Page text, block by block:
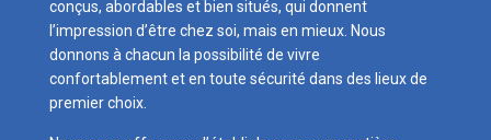
conçus, abordables et bien situés, qui donnent
l’impression d’être chez soi, mais en mieux. Nous
donnons à chacun la possibilité de vivre
confortablement et en toute sécurité dans des lieux de
premier choix.